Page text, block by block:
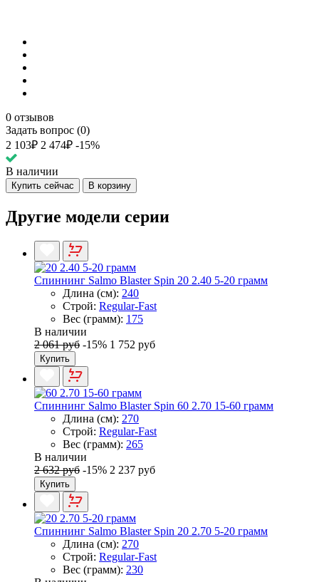
0 отзывов
Задать вопрос (0)
2 103₽ 2 474₽ -15%
В наличии
Купить сейчас В корзину
Другие модели серии
Спиннинг Salmo Blaster Spin 20 2.40 5-20 грамм
Длина (см): 240
Строй: Regular-Fast
Вес (грамм): 175
В наличии
2 061 руб -15% 1 752 руб
Купить
Спиннинг Salmo Blaster Spin 60 2.70 15-60 грамм
Длина (см): 270
Строй: Regular-Fast
Вес (грамм): 265
В наличии
2 632 руб -15% 2 237 руб
Купить
Спиннинг Salmo Blaster Spin 20 2.70 5-20 грамм
Длина (см): 270
Строй: Regular-Fast
Вес (грамм): 230